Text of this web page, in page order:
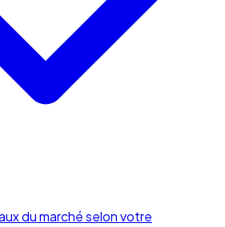
du marché selon votre